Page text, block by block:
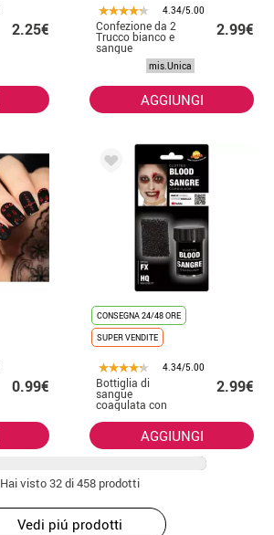
2.25€
4.34/5.00
Confezione da 2
Trucco bianco e
sangue
2.99€
mis.Unica
AGGIUNGI
0.99€
CONSEGNA 24/48 ORE
SUPER VENDITE
4.34/5.00
Bottiglia di
sangue
coagulata con
spugna 15 g
2.99€
AGGIUNGI
Hai visto32di 458 prodotti
Vedi piú prodotti